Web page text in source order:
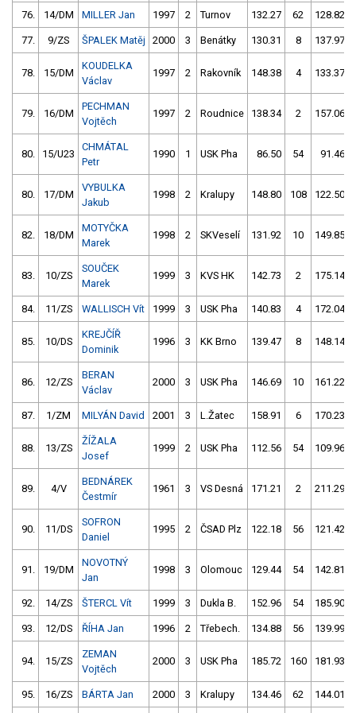
76. 14/DM MILLER Jan 1997 2 Turnov 132.27 62 128.82
77. 9/ZS ŠPALEK Matěj 2000 3 Benátky 130.31 8 137.97
78. 15/DM
KOUDELKA
Václav
1997 2 Rakovník 148.38 4 133.37
79. 16/DM
PECHMAN
Vojtěch
1997 2 Roudnice 138.34 2 157.06
80. 15/U23
CHMÁTAL
Petr
1990 1 USK Pha 86.50 54 91.46
80. 17/DM
VYBULKA
Jakub
1998 2 Kralupy 148.80 108 122.50
82. 18/DM
MOTYČKA
Marek
1998 2 SKVeselí 131.92 10 149.85
83. 10/ZS
SOUČEK
Marek
1999 3 KVS HK 142.73 2 175.14
84. 11/ZS WALLISCH Vít 1999 3 USK Pha 140.83 4 172.04
85. 10/DS
KREJČÍŘ
Dominik
1996 3 KK Brno 139.47 8 148.14
86. 12/ZS
BERAN
Václav
2000 3 USK Pha 146.69 10 161.22
87. 1/ZM MILYÁN David 2001 3 L.Žatec 158.91 6 170.23
88. 13/ZS
ŽÍŽALA
Josef
1999 2 USK Pha 112.56 54 109.96
89. 4/V
BEDNÁREK
Čestmír
1961 3 VS Desná 171.21 2 211.29
90. 11/DS
SOFRON
Daniel
1995 2 ČSAD Plz 122.18 56 121.42
91. 19/DM
NOVOTNÝ
Jan
1998 3 Olomouc 129.44 54 142.81
92. 14/ZS ŠTERCL Vít 1999 3 Dukla B. 152.96 54 185.90
93. 12/DS ŘÍHA Jan 1996 2 Třebech. 134.88 56 139.99
94. 15/ZS
ZEMAN
Vojtěch
2000 3 USK Pha 185.72 160 181.93
95. 16/ZS BÁRTA Jan 2000 3 Kralupy 134.46 62 144.01